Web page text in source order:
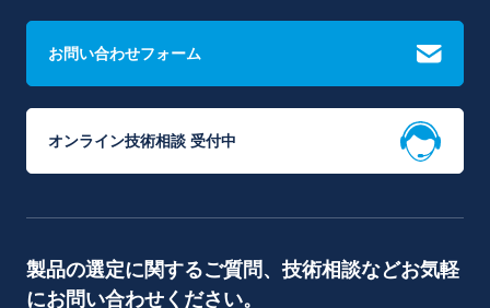
お問い合わせフォーム
オンライン技術相談 受付中
製品の選定に関するご質問、技術相談などお気軽
にお問い合わせください。